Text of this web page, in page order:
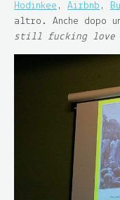
Hodinkee , Airbnb ,
altro. Anche dopo
still fucking love